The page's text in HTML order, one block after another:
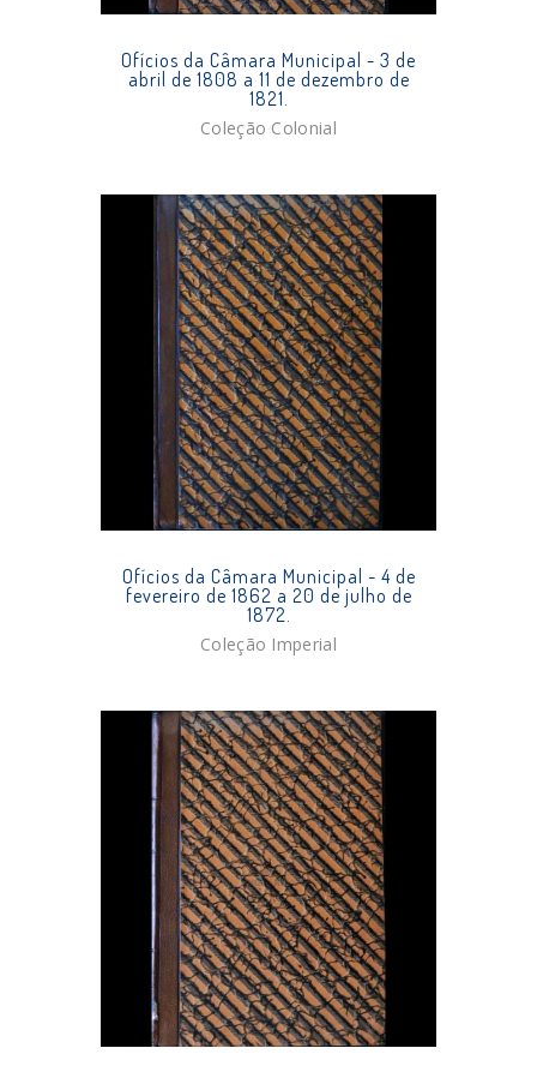
Ofícios da Câmara Municipal - 3 de
abril de 1808 a 11 de dezembro de
1821.
Coleção Colonial
Ofícios da Câmara Municipal - 4 de
fevereiro de 1862 a 20 de julho de
1872.
Coleção Imperial